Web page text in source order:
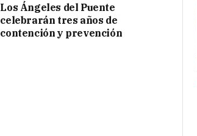
Los Ángeles del Puente
celebrarán tres años de
contención y prevención